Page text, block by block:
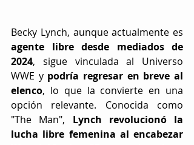
agente libre desde mediados de
2024, sigue vinculada al Universo
WWE y podría regresar en breve al
elenco, lo que la convierte en una
opción relevante. Conocida como
"The Man", Lynch revolucionó la
lucha libre femenina al encabezar